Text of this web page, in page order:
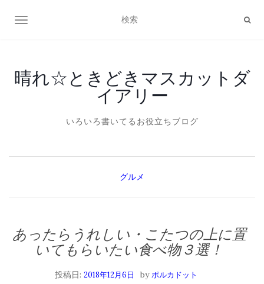
ナビゲーション切り替え
晴れ☆ときどきマスカットダ
イアリー
いろいろ書いてるお役立ちブログ
グルメ
あったらうれしい・こたつの上に置
いてもらいたい食べ物３選！
投稿日: 2018年12月6日 byポルカドット